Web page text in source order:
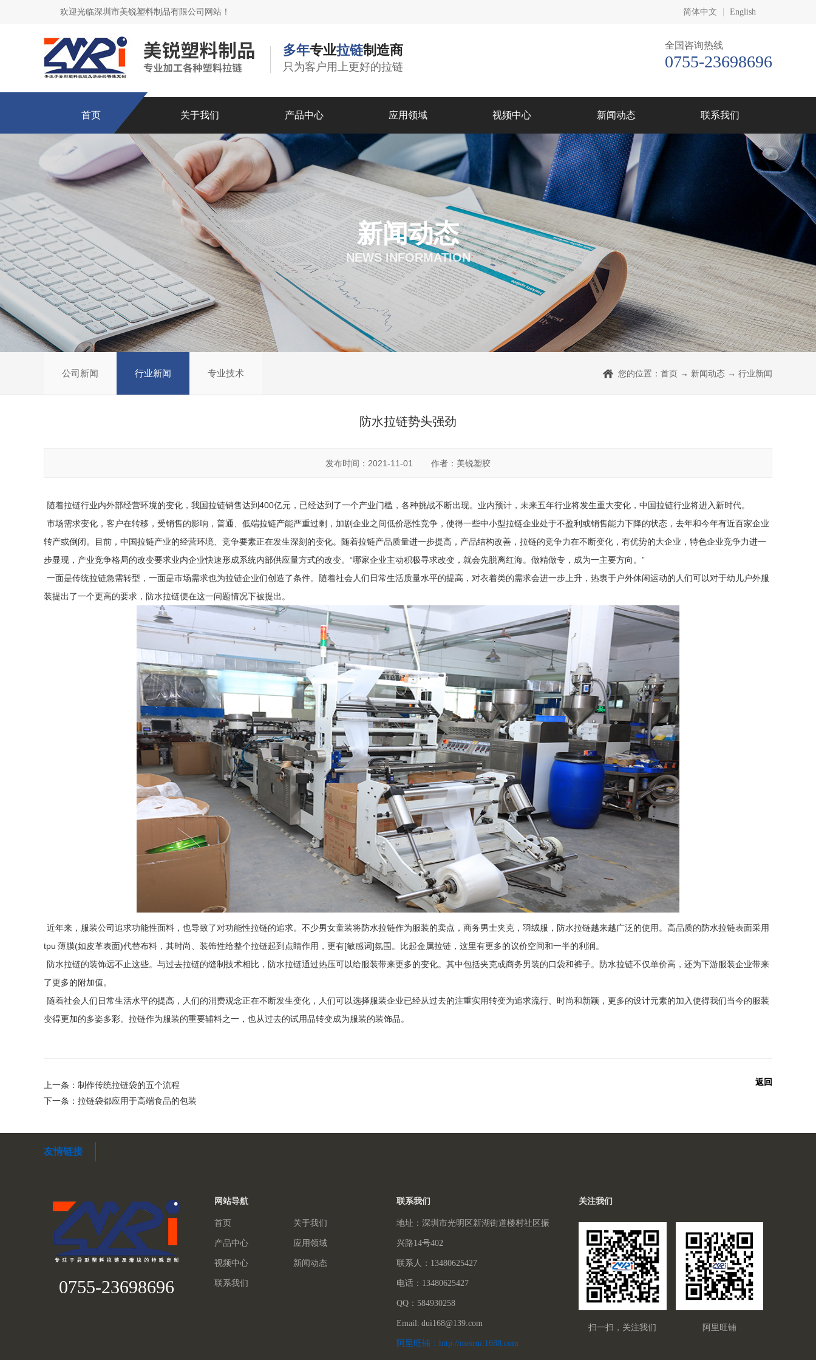
欢迎光临深圳市美锐塑料制品有限公司网站！ 简体中文 English
多年专业拉链制造商
只为客户用上更好的拉链
全国咨询热线
0755-23698696
首页 关于我们 产品中心 应用领域 视频中心 新闻动态 联系我们
新闻动态
NEWS INFORMATION
公司新闻 行业新闻 专业技术 您的位置： 首页 → 新闻动态 → 行业新闻
防水拉链势头强劲
发布时间：2021-11-01 作者：美锐塑胶
随着拉链行业内外部经营环境的变化，我国拉链销售达到400亿元，已经达到了一个产业门槛，各种挑战不断出现。业内预计，未来五年行业将发生重大变化，中国拉链行业将进入新时代。
市场需求变化，客户在转移，受销售的影响，普通、低端拉链产能严重过剩，加剧企业之间低价恶性竞争，使得一些中小型拉链企业处于不盈利或销售能力下降的状态，去年和今年有近百家企业
转产或倒闭。目前，中国拉链产业的经营环境、竞争要素正在发生深刻的变化。随着拉链产品质量进一步提高，产品结构改善，拉链的竞争力在不断变化，有优势的大企业，特色企业竞争力进一
步显现，产业竞争格局的改变要求业内企业快速形成系统内部供应量方式的改变。“哪家企业主动积极寻求改变，就会先脱离红海。做精做专，成为一主要方向。”
一面是传统拉链急需转型，一面是市场需求也为拉链企业们创造了条件。随着社会人们日常生活质量水平的提高，对衣着类的需求会进一步上升，热衷于户外休闲运动的人们可以对于幼儿户外服
装提出了一个更高的要求，防水拉链便在这一问题情况下被提出。
近年来，服装公司追求功能性面料，也导致了对功能性拉链的追求。不少男女童装将防水拉链作为服装的卖点，商务男士夹克，羽绒服，防水拉链越来越广泛的使用。高品质的防水拉链表面采用
tpu 薄膜(如皮革表面)代替布料，其时尚、装饰性给整个拉链起到点睛作用，更有[敏感词]氛围。比起金属拉链，这里有更多的议价空间和一半的利润。
防水拉链的装饰远不止这些。与过去拉链的缝制技术相比，防水拉链通过热压可以给服装带来更多的变化。其中包括夹克或商务男装的口袋和裤子。防水拉链不仅单价高，还为下游服装企业带来
了更多的附加值。
随着社会人们日常生活水平的提高，人们的消费观念正在不断发生变化，人们可以选择服装企业已经从过去的注重实用转变为追求流行、时尚和新颖，更多的设计元素的加入使得我们当今的服装
变得更加的多姿多彩。拉链作为服装的重要辅料之一，也从过去的试用品转变成为服装的装饰品。
返回
上一条：制作传统拉链袋的五个流程
下一条：拉链袋都应用于高端食品的包装
友情链接
0755-23698696
网站导航
首页 关于我们
产品中心 应用领域
视频中心 新闻动态
联系我们
联系我们
地址：深圳市光明区新湖街道楼村社区振
兴路14号402
联系人：13480625427
电话：13480625427
QQ：584930258
Email: dui168@139.com
阿里旺铺：http://meirui.1688.com
关注我们
扫一扫，关注我们 阿里旺铺